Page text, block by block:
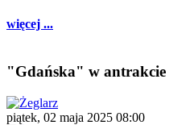
więcej ...
"Gdańska" w antrakcie
piątek, 02 maja 2025 08:00